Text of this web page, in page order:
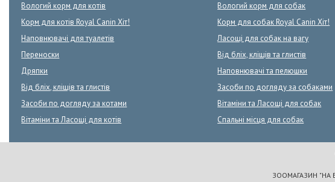
Вологий корм для котів
Корм для котів Royal Canin Хіт!
Наповнювачі для туалетів
Переноски
Дряпки
Від бліх, кліщів та глистів
Засоби по догляду за котами
Вітаміни та Ласощі для котів
Вологий корм для собак
Корм для собак Royal Canin Хіт!
Ласощі для собак на вагу
Від бліх, кліщів та глистів
Наповнювачі та пелюшки
Засоби по догляду за собаками
Вітаміни та Ласощі для собак
Спальні місця для собак